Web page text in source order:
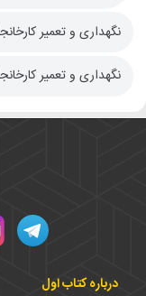
نگهداری و تعمیر
نگهداری و تعمیر
درباره کتاب اول